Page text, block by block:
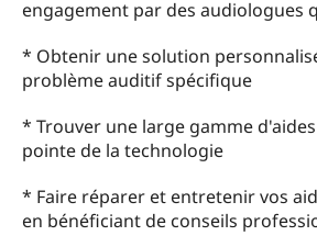
engagement par des audiologues
* Obtenir une solution
problème auditif spécifique
* Trouver une large gamme
pointe de la technologie
* Faire réparer et entretenir vos
en bénéficiant de conseils